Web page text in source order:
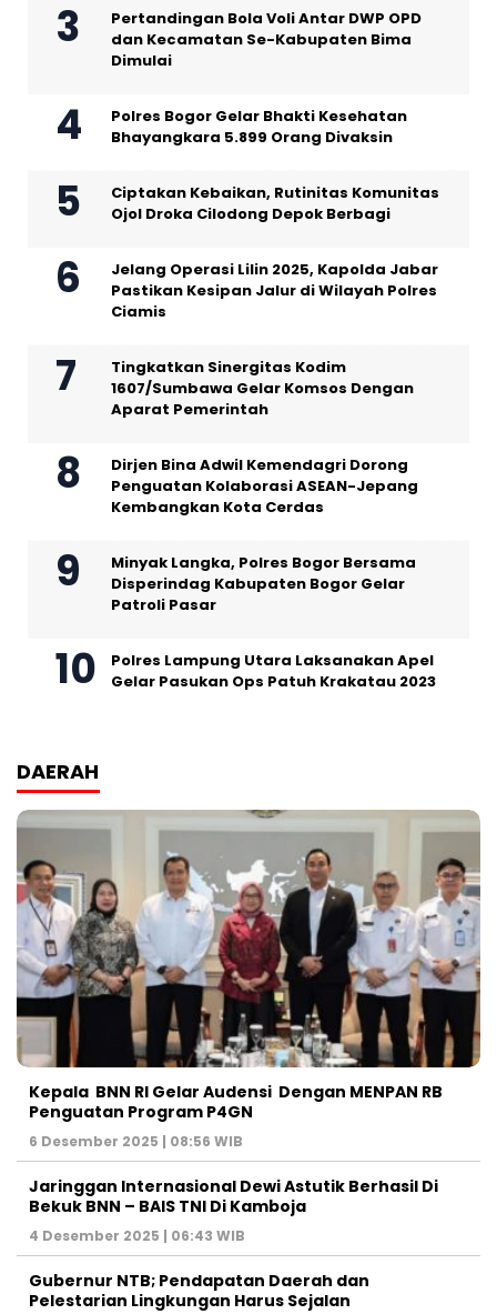
Pertandingan Bola Voli Antar DWP OPD
dan Kecamatan Se-Kabupaten Bima
Dimulai
Polres Bogor Gelar Bhakti Kesehatan
Bhayangkara 5.899 Orang Divaksin
Ciptakan Kebaikan, Rutinitas Komunitas
Ojol Droka Cilodong Depok Berbagi
Jelang Operasi Lilin 2025, Kapolda Jabar
Pastikan Kesipan Jalur di Wilayah Polres
Ciamis
Tingkatkan Sinergitas Kodim
1607/Sumbawa Gelar Komsos Dengan
Aparat Pemerintah
Dirjen Bina Adwil Kemendagri Dorong
Penguatan Kolaborasi ASEAN-Jepang
Kembangkan Kota Cerdas
Minyak Langka, Polres Bogor Bersama
Disperindag Kabupaten Bogor Gelar
Patroli Pasar
Polres Lampung Utara Laksanakan Apel
Gelar Pasukan Ops Patuh Krakatau 2023
DAERAH
Kepala BNN RI Gelar Audensi Dengan MENPAN RB
Penguatan Program P4GN
6 Desember 2025 | 08:56 WIB
Jaringgan Internasional Dewi Astutik Berhasil Di
Bekuk BNN – BAIS TNI Di Kamboja
4 Desember 2025 | 06:43 WIB
Gubernur NTB; Pendapatan Daerah dan
Pelestarian Lingkungan Harus Sejalan